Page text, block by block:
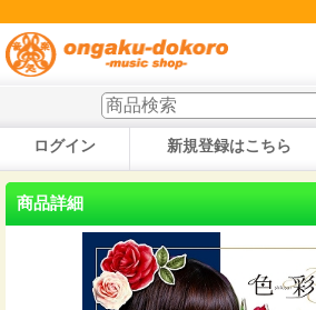
ログイン 新規登録はこちら
商品詳細